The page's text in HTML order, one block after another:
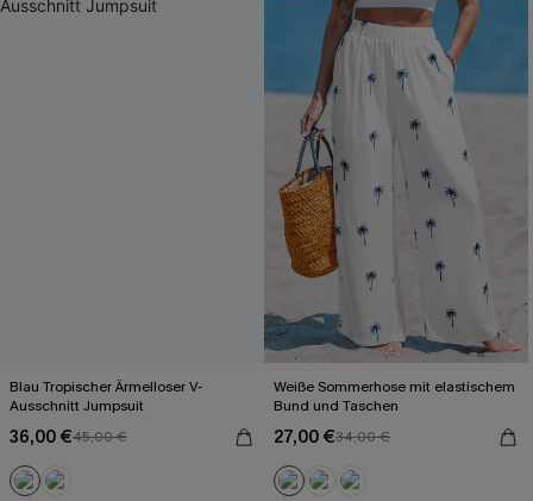
Blau Tropischer Ärmelloser V-
Ausschnitt Jumpsuit
36,00 €45,00 €
Weiße Sommerhose mit elastischem
Bund und Taschen
27,00 €34,00 €